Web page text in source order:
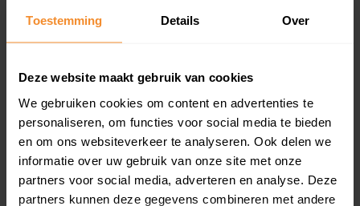
Toestemming Details Over
Deze website maakt gebruik van cookies
We gebruiken cookies om content en advertenties te
personaliseren, om functies voor social media te bieden
en om ons websiteverkeer te analyseren. Ook delen we
informatie over uw gebruik van onze site met onze
partners voor social media, adverteren en analyse. Deze
partners kunnen deze gegevens combineren met andere
Een overzicht van alle verkochte woningen (koopsom
en koopdatum) binnen een postcodegebied. Dit
Bekijk product
Direct leverbaar